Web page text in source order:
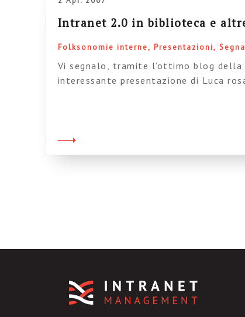
Intranet 2.0 in biblioteca e
Folksonomie interne Presentazioni
Vi segnalo, tramite l’ottimo blog della
interessante presentazione di Luca
conosciuti qualche tempo fa. Persone
voglio segnalare anche la